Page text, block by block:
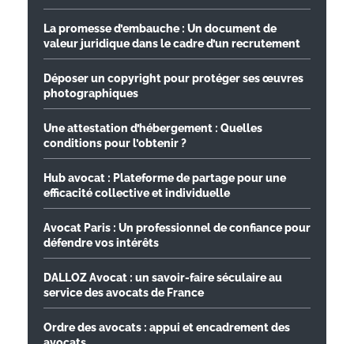
La promesse d’embauche : Un document de
valeur juridique dans le cadre d’un recrutement
Déposer un copyright pour protéger ses œuvres
photographiques
Une attestation d’hébergement : Quelles
conditions pour l’obtenir ?
Hub avocat : Plateforme de partage pour une
efficacité collective et individuelle
Avocat Paris : Un professionnel de confiance pour
défendre vos intérêts
DALLOZ Avocat : un savoir-faire séculaire au
service des avocats de France
Ordre des avocats : appui et encadrement des